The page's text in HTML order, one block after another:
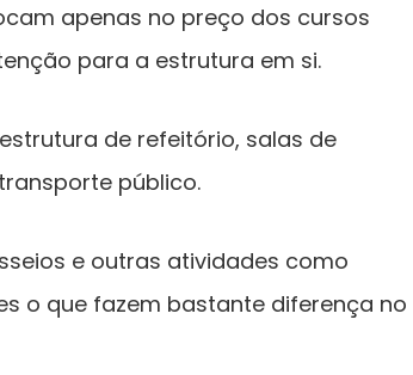
apenas no preço dos cursos
para a estrutura em si.
de refeitório, salas de
público.
e outras atividades como
o que fazem bastante diferença no